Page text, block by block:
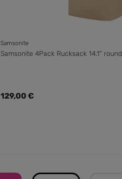
Samsonite
Samsonite 4Pack Rucksack 14.1" round
Regulärer Preis:
129,00 €